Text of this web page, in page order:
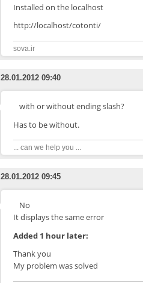
Installed on the localhost
http://localhost/cotonti/
sova.ir
28.01.2012 09:40
with or without ending slash?
Has to be without.
... can we help you ...
28.01.2012 09:45
No
Itdisplays thesameerror
Added 1 hour later:
Thank you
My problem was solved